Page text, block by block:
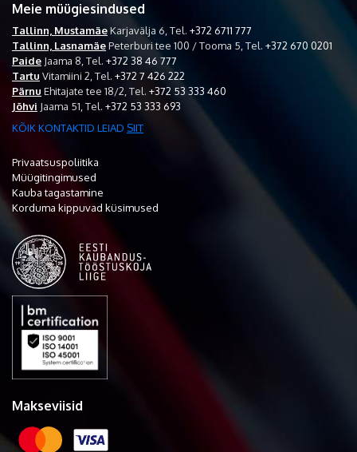
Meie müügiesindused
Tallinn, MustamäeKarjavälja 6, Tel. +372 6711 777
Tallinn, LasnamäePeterburi tee 100 / Tooma 5, Tel. +372 670 0201
Paide Jaama 8, Tel. +372 38 46 777
Tartu Vitamiini 2, Tel. +372 7 426 222
Pärnu Ehitajate tee 18/2, Tel. +372 53 333 460
Jõhvi Jaama 51, Tel. +372 53 333 693
KÕIK KONTAKTID LEIAD SIIT
Privaatsuspoliitika
Müügitingimused
Kauba tagastamine
Korduma kippuvad küsimused
Makseviisid